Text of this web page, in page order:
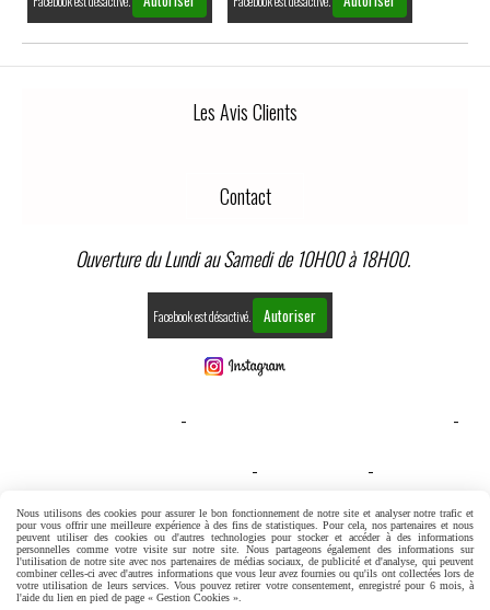
Les Avis Clients
Contact
Ouverture du Lundi au Samedi de 10H00 à 18H00.
Facebook est désactivé. Autoriser
CONDITIONS GENERALES DE VENTE
Nous utilisons des cookies pour assurer le bon fonctionnement de notre site et analyser notre trafic et
pour vous offrir une meilleure expérience à des fins de statistiques. Pour cela, nos partenaires et nous
peuvent utiliser des cookies ou d'autres technologies pour stocker et accéder à des informations
personnelles comme votre visite sur notre site. Nous partageons également des informations sur
l'utilisation de notre site avec nos partenaires de médias sociaux, de publicité et d'analyse, qui peuvent
combiner celles-ci avec d'autres informations que vous leur avez fournies ou qu'ils ont collectées lors de
votre utilisation de leurs services. Vous pouvez retirer votre consentement, enregistré pour 6 mois, à
l'aide du lien en pied de page « Gestion Cookies ».